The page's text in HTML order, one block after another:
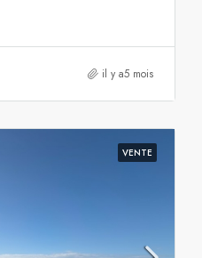
il y a5 mois
VENTE